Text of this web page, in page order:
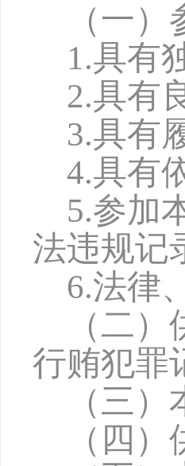
（一
1.具有
2.具有
3.具有
4.具有
5.参加
法违规记
6.法律
（二
行贿犯罪
（三
（四